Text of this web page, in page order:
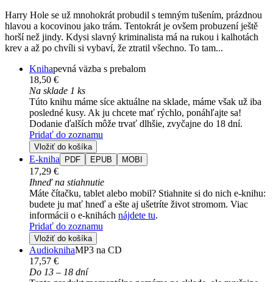
Harry Hole se už mnohokrát probudil s temným tušením, prázdnou
hlavou a kocovinou jako trám. Tentokrát je ovšem probuzení ještě
horší než jindy. Kdysi slavný kriminalista má na rukou i kalhotách
krev a až po chvíli si vybaví, že ztratil všechno. To tam...
Knihapevná väzba s prebalom
18,50 €
Na sklade 1 ks
Túto knihu máme síce aktuálne na sklade, máme však už iba
posledné kusy. Ak ju chcete mať rýchlo, ponáhľajte sa!
Dodanie ďalších môže trvať dlhšie, zvyčajne do 18 dní.
Pridať do zoznamu
Vložiť do košíka
E-kniha PDF EPUB MOBI
17,29 €
Ihneď na stiahnutie
Máte čítačku, tablet alebo mobil? Stiahnite si do nich e-knihu:
budete ju mať hneď a ešte aj ušetríte život stromom. Viac
informácii o e-knihách nájdete tu.
Pridať do zoznamu
Vložiť do košíka
AudioknihaMP3 na CD
17,57 €
Do 13 – 18 dní